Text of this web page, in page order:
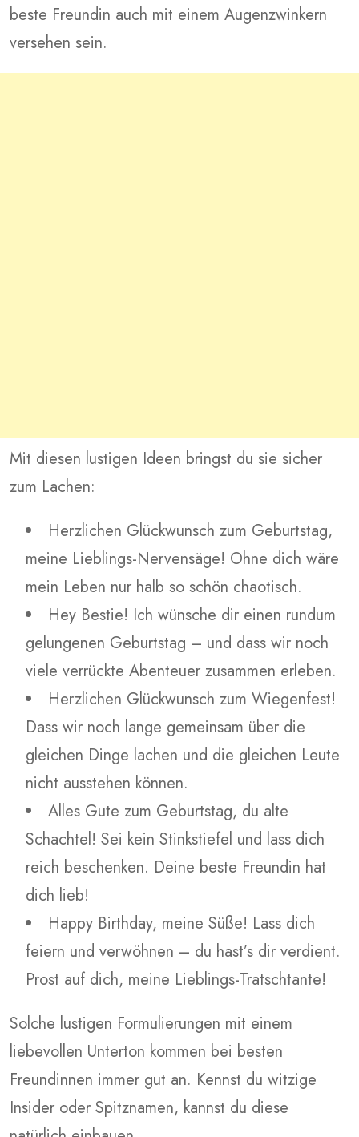
beste Freundin auch mit einem Augenzwinkern
versehen sein.
Mit diesen lustigen Ideen bringst du sie sicher
zum Lachen:
Herzlichen Glückwunsch zum Geburtstag,
meine Lieblings-Nervensäge! Ohne dich wäre
mein Leben nur halb so schön chaotisch.
Hey Bestie! Ich wünsche dir einen rundum
gelungenen Geburtstag – und dass wir noch
viele verrückte Abenteuer zusammen erleben.
Herzlichen Glückwunsch zum Wiegenfest!
Dass wir noch lange gemeinsam über die
gleichen Dinge lachen und die gleichen Leute
nicht ausstehen können.
Alles Gute zum Geburtstag, du alte
Schachtel! Sei kein Stinkstiefel und lass dich
reich beschenken. Deine beste Freundin hat
dich lieb!
Happy Birthday, meine Süße! Lass dich
feiern und verwöhnen – du hast’s dir verdient.
Prost auf dich, meine Lieblings-Tratschtante!
Solche lustigen Formulierungen mit einem
liebevollen Unterton kommen bei besten
Freundinnen immer gut an. Kennst du witzige
Insider oder Spitznamen, kannst du diese